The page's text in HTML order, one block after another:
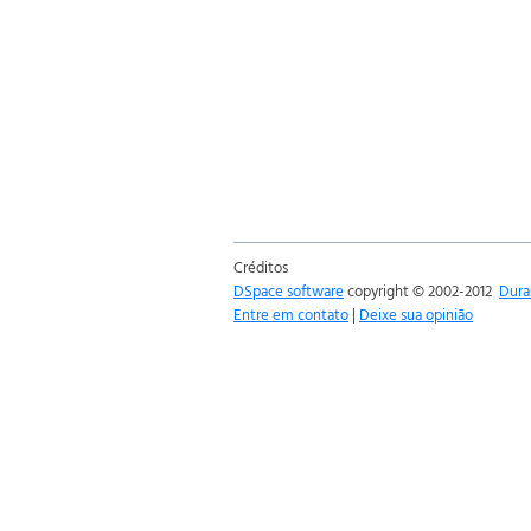
Créditos
DSpace softwarecopyright © 2002-2012
Entre em contato | Deixe sua opinião